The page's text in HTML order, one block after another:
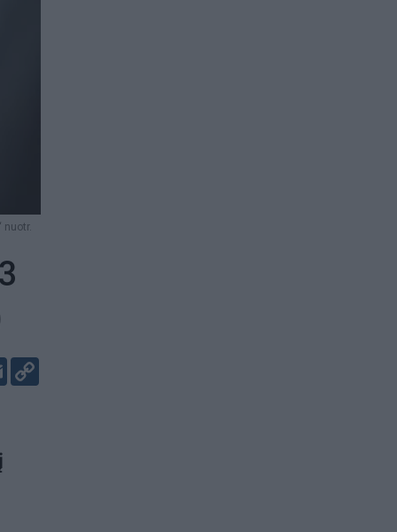
nuotr.
Email